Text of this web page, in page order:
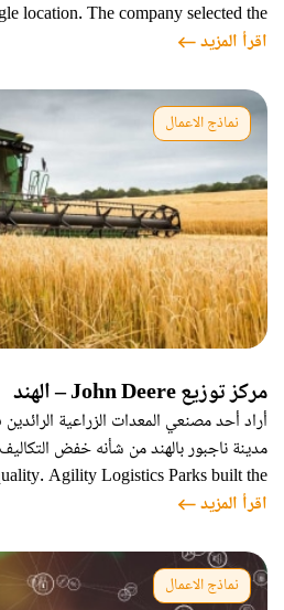
location. The company selected the
– Chakan, strategically located in the
manufacturers
اقرأ المزيد
نماذج الاعمال
مركز توزيع John Deere – الهند
أراد أحد مصنعي المعدات الزراعية
Agility Logistics Parks built the
Fly Ash bricks, an inexpensive coal-
stretches 10m high
اقرأ المزيد
نماذج الاعمال